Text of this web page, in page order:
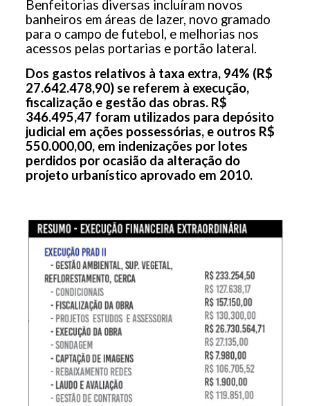
Benfeitorias diversas incluíram novos
banheiros em áreas de lazer, novo gramado
para o campo de futebol, e melhorias nos
acessos pelas portarias e portão lateral.
Dos gastos relativos à taxa extra, 94% (R$
27.642.478,90) se referem à execução,
fiscalização e gestão das obras. R$
346.495,47 foram utilizados para depósito
judicial em ações possessórias, e outros R$
550.000,00, em indenizações por lotes
perdidos por ocasião da alteração do
projeto urbanístico aprovado em 2010.